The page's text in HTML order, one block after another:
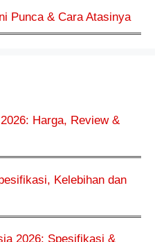
Punca & Cara Atasinya
Harga, Review &
Kelebihan dan
2026: Spesifikasi &